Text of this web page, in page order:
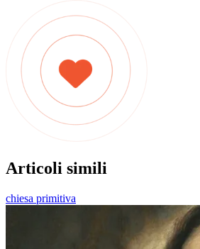
Articoli simili
chiesa primitiva